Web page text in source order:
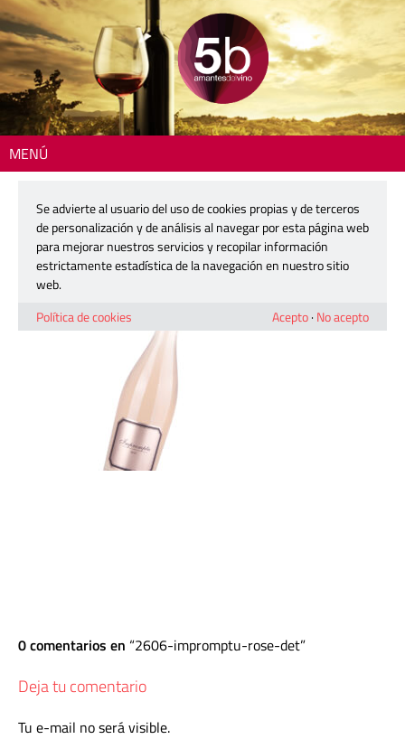
MENÚ
2606-impromptu-rose-det
20 abril, 2026
0 comentarios en 2606-impromptu-rose-det
Deja tu comentario
Tu e-mail no será visible.
Se advierte al usuario del uso de cookies propias y de terceros
de personalización y de análisis al navegar por esta página web
para mejorar nuestros servicios y recopilar información
estrictamente estadística de la navegación en nuestro sitio
web.
Política de cookies
Acepto· No acepto